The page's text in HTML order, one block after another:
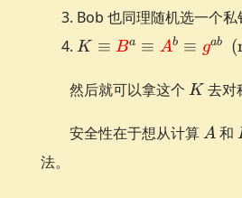
Bob 也同理随机选一个私
K \equiv
\textcolor{red}{B}^a
\equiv
{A}^b \equiv
\textcolor{red}
{g}^{ab}
K ≡ Ba ≡ Ab ≡ gab (
然后就可以拿这个 K
K 去对
安全性在于想从计算 A
A 和
法。